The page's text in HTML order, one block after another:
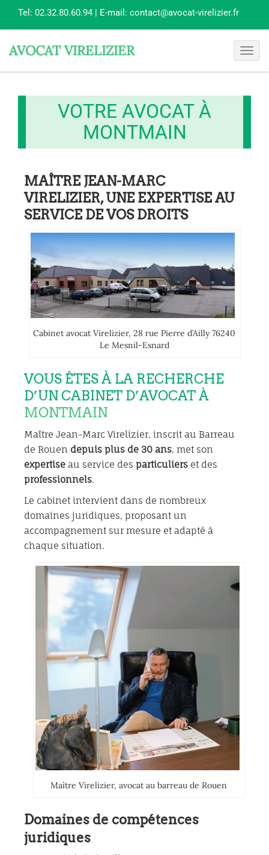
Tel: 02.32.80.60.94 | E-mail: contact@avocat-virelizier.fr
AVOCAT VIRELIZIER
VOTRE AVOCAT À
MONTMAIN
MAÎTRE JEAN-MARC
VIRELIZIER, UNE EXPERTISE AU
SERVICE DE VOS DROITS
Cabinet avocat Virelizier, 28 rue Pierre d’Ailly 76240
Le Mesnil-Esnard
VOUS ÊTES À LA RECHERCHE
D’UN CABINET D’AVOCAT À
MONTMAIN
Maître Jean-Marc Virelizier, inscrit au Barreau
de Rouen depuis plus de 30 ans, met son
expertise au service des particuliers et des
professionnels.
Le cabinet intervient dans de nombreux
domaines juridiques, proposant un
accompagnement sur mesure et adapté à
chaque situation.
Maître Virelizier, avocat au barreau de Rouen
Domaines de compétences
juridiques